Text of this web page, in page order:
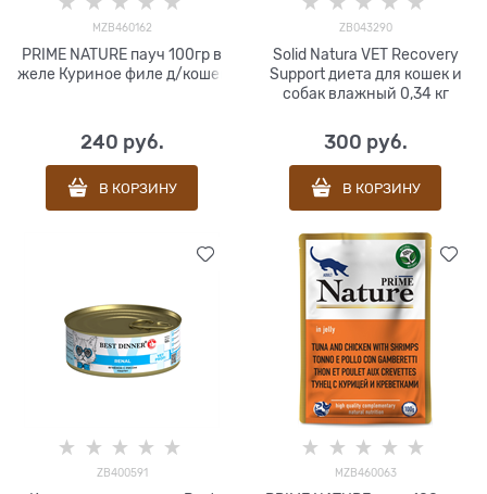
MZB460162
PRIME NATURE пауч 100гр в
желе Куриное филе д/кошек
240 руб.
В КОРЗИНУ
ZB043290
Solid Natura VET Recovery
Support диета для кошек и
собак влажный 0,34 кг
300 руб.
В КОРЗИНУ
ZB400591 MZB460063